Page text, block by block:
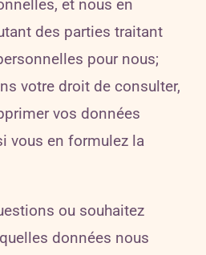
et nous en
des parties traitant
pour nous;
votre droit de consulter,
vos données
vous en formulez la
ou souhaitez
données nous